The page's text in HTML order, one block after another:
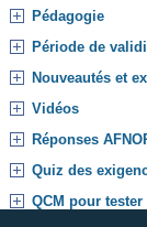
Pédagogie
Période de
Nouveautés et
Vidéos
Réponses
Quiz des
QCM pour